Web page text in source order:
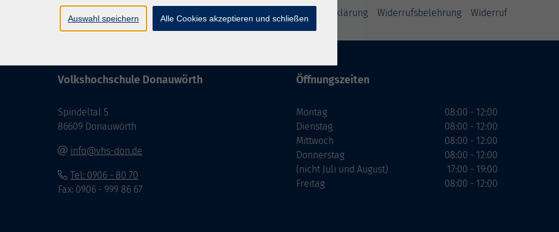
Barrierefreiheit Impressum Datenschutzerklärung Widerrufsbelehrung Widerruf
Volkshochschule Donauwörth
Spindeltal 5
86609 Donauwörth
info@vhs-don.de
Tel: 0906 - 80 70
Fax: 0906 - 999 86 67
Öffnungszeiten
Montag
Dienstag
Mittwoch
Donnerstag
(nicht Juli und August)
Freitag
08:00 - 12:00
08:00 - 12:00
08:00 - 12:00
08:00 - 12:00
17:00 - 19:00
08:00 - 12:00
Auswahl speichern Alle Cookies akzeptieren und schließen